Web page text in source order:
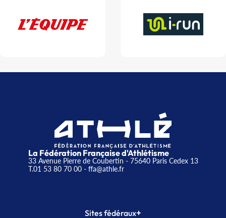
La Fédération Française d'Athlétisme
33 Avenue Pierre de Coubertin - 75640 Paris Cedex 13
T.01 53 80 70 00- ffa@athle.fr
Sites fédéraux+